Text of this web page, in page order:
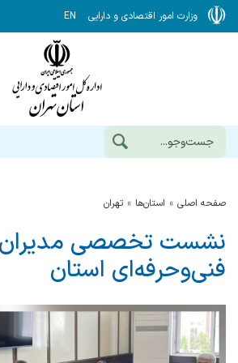
وزارت امور اقتصادی و دارایی EN
صفحه اصلی استان‌ها تهران
نشست تخصصی مدیران
فنی‌وحرفه‌ای استان